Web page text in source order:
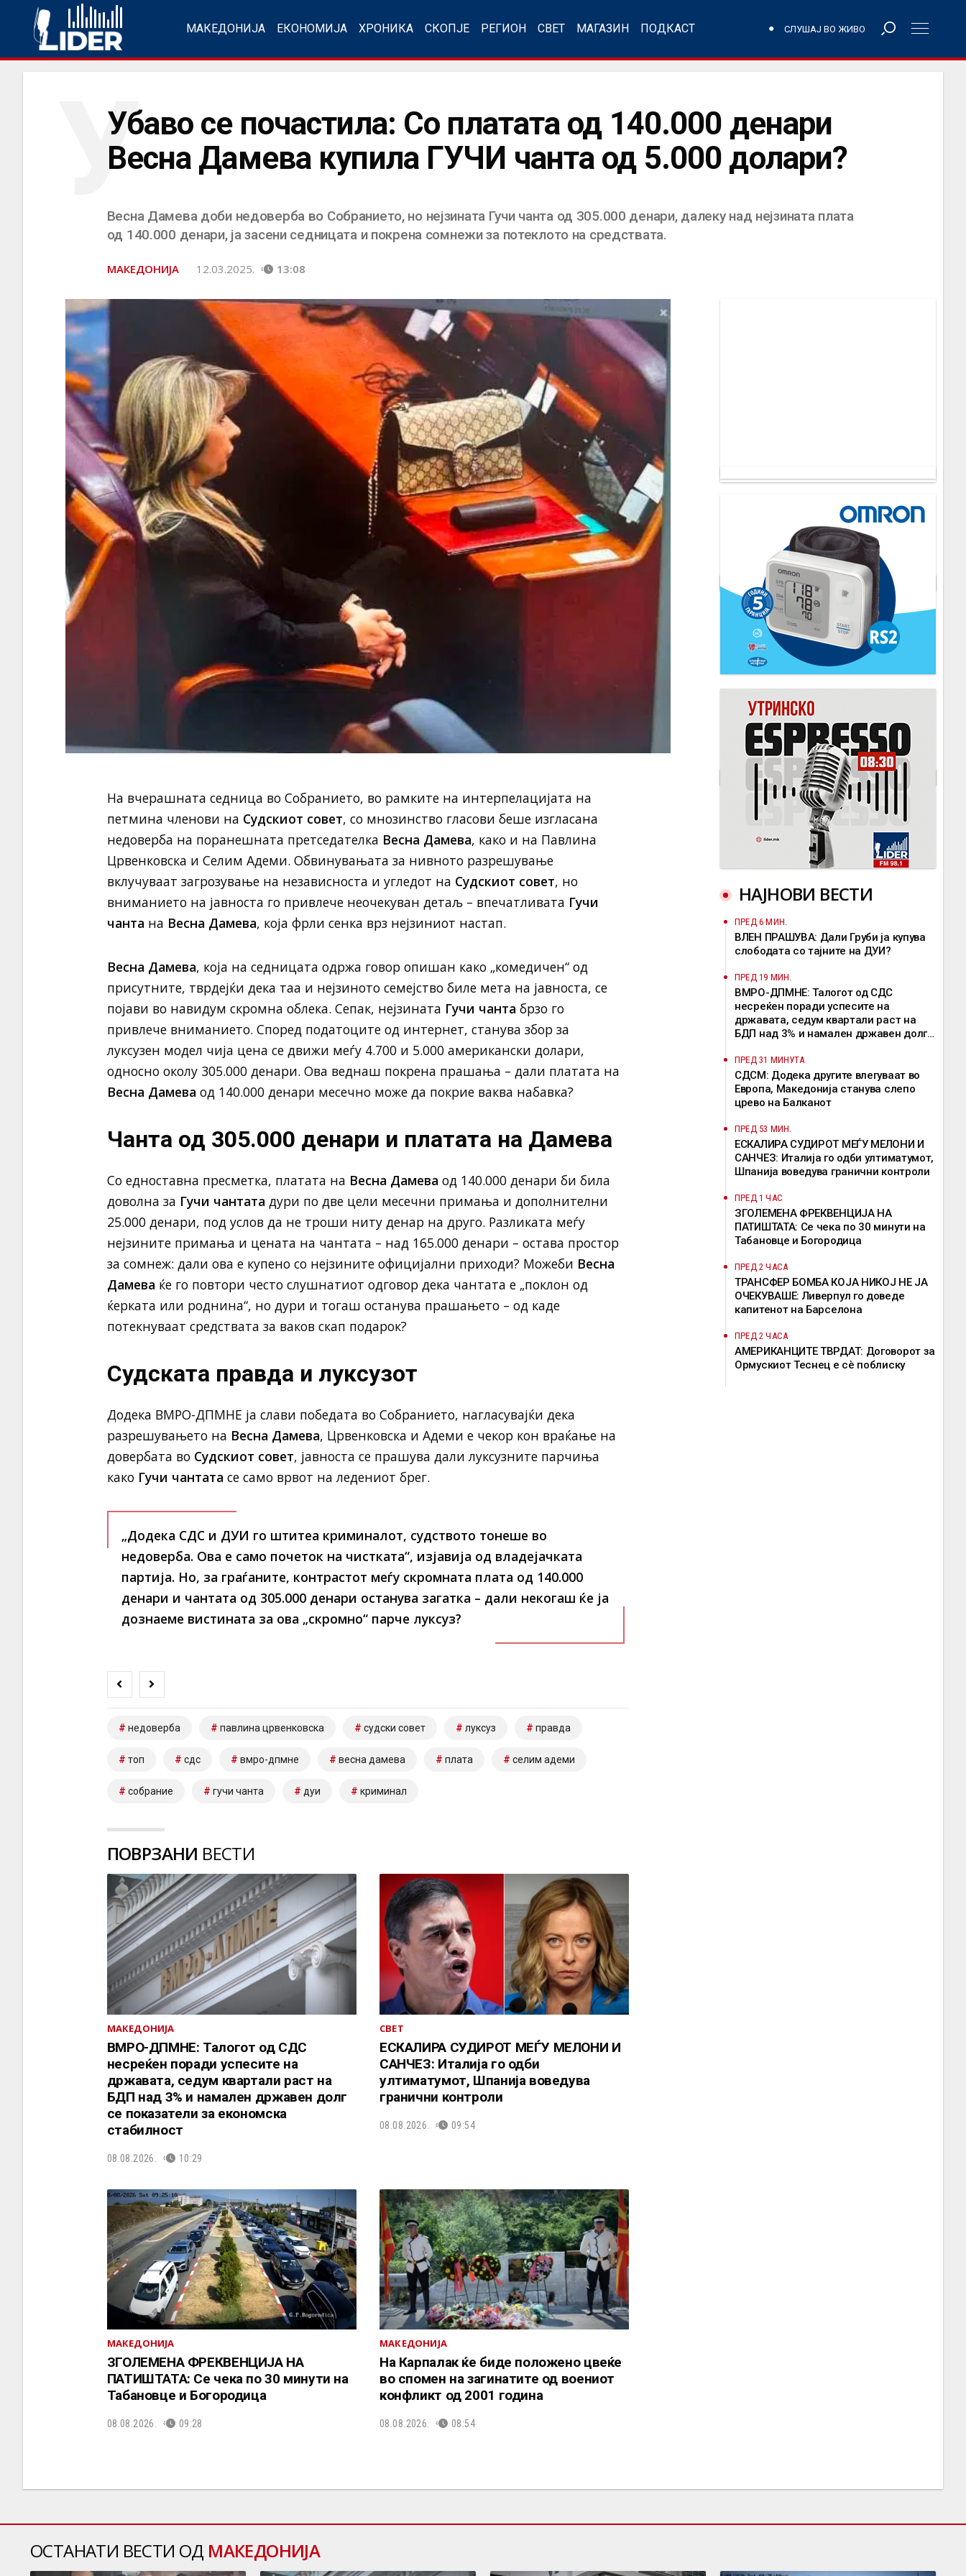
МАКЕДОНИЈА ЕКОНОМИЈА ХРОНИКА СКОПЈЕ РЕГИОН СВЕТ МАГАЗИН ПОДКАСТ СЛУШАЈ ВО ЖИВО
Убаво се почастила: Со платата од 140.000 денари
Весна Дамева купила ГУЧИ чанта од 5.000 долари?
У
Весна Дамева доби недоверба во Собранието, но нејзината Гучи чанта од 305.000 денари, далеку над нејзината плата
од 140.000 денари, ја засени седницата и покрена сомнежи за потеклото на средствата.
МАКЕДОНИЈА 12.03.2025. 13:08
На вчерашната седница во Собранието, во рамките на интерпелацијата на
петмина членови на Судскиот совет, со мнозинство гласови беше изгласана
недоверба на поранешната претседателка Весна Дамева, како и на Павлина
Црвенковска и Селим Адеми. Обвинувањата за нивното разрешување
вклучуваат загрозување на независноста и угледот на Судскиот совет, но
вниманието на јавноста го привлече неочекуван детаљ – впечатливата Гучи
чанта на Весна Дамева, која фрли сенка врз нејзиниот настап.
Весна Дамева, која на седницата одржа говор опишан како „комедичен“ од
присутните, тврдејќи дека таа и нејзиното семејство биле мета на јавноста, се
појави во навидум скромна облека. Сепак, нејзината Гучи чанта брзо го
привлече вниманието. Според податоците од интернет, станува збор за
луксузен модел чија цена се движи меѓу 4.700 и 5.000 американски долари,
односно околу 305.000 денари. Ова веднаш покрена прашања – дали платата на
Весна Дамева од 140.000 денари месечно може да покрие ваква набавка?
Чанта од 305.000 денари и платата на Дамева
Со едноставна пресметка, платата на Весна Дамева од 140.000 денари би била
доволна за Гучи чантата дури по две цели месечни примања и дополнителни
25.000 денари, под услов да не троши ниту денар на друго. Разликата меѓу
нејзините примања и цената на чантата – над 165.000 денари – остава простор
за сомнеж: дали ова е купено со нејзините официјални приходи? Можеби Весна
Дамева ќе го повтори често слушнатиот одговор дека чантата е „поклон од
ќерката или роднина“, но дури и тогаш останува прашањето – од каде
потекнуваат средствата за ваков скап подарок?
Судската правда и луксузот
Додека ВМРО-ДПМНЕ ја слави победата во Собранието, нагласувајќи дека
разрешувањето на Весна Дамева, Црвенковска и Адеми е чекор кон враќање на
довербата во Судскиот совет, јавноста се прашува дали луксузните парчиња
како Гучи чантата се само врвот на ледениот брег.
„Додека СДС и ДУИ го штитеа криминалот, судството тонеше во
недоверба. Ова е само почеток на чистката“, изјавија од владејачката
партија. Но, за граѓаните, контрастот меѓу скромната плата од 140.000
денари и чантата од 305.000 денари останува загатка – дали некогаш ќе ја
дознаеме вистината за ова „скромно“ парче луксуз?
недоверба павлина црвенковска судски совет луксуз правда
топ сдс вмро-дпмне весна дамева плата селим адеми
собрание гучи чанта дуи криминал
ПОВРЗАНИ ВЕСТИ
МАКЕДОНИЈА
ВМРО-ДПМНЕ: Талогот од СДС
несреќен поради успесите на
државата, седум квартали раст на
БДП над 3% и намален државен долг
се показатели за економска
стабилност
08.08.2026. 10:29
СВЕТ
ЕСКАЛИРА СУДИРОТ МЕЃУ МЕЛОНИ И
САНЧЕЗ: Италија го одби
ултиматумот, Шпанија воведува
гранични контроли
08.08.2026. 09:54
МАКЕДОНИЈА
ЗГОЛЕМЕНА ФРЕКВЕНЦИЈА НА
ПАТИШТАТА: Се чека по 30 минути на
Табановце и Богородица
08.08.2026. 09:28
МАКЕДОНИЈА
На Карпалак ќе биде положено цвеќе
во спомен на загинатите од воениот
конфликт од 2001 година
08.08.2026. 08:54
НАЈНОВИ ВЕСТИ
ПРЕД 6 МИН.
ВЛЕН ПРАШУВА: Дали Груби ја купува
слободата со тајните на ДУИ?
ПРЕД 19 МИН.
ВМРО-ДПМНЕ: Талогот од СДС
несреќен поради успесите на
државата, седум квартали раст на
БДП над 3% и намален државен долг
стабилност
ПРЕД 31 МИНУТА
СДСМ: Додека другите влегуваат во
Европа, Македонија станува слепо
црево на Балканот
ПРЕД 53 МИН.
ЕСКАЛИРА СУДИРОТ МЕЃУ МЕЛОНИ И
САНЧЕЗ: Италија го одби ултиматумот,
Шпанија воведува гранични контроли
ПРЕД 1 ЧАС
ЗГОЛЕМЕНА ФРЕКВЕНЦИЈА НА
ПАТИШТАТА: Се чека по 30 минути на
Табановце и Богородица
ПРЕД 2 ЧАСА
ТРАНСФЕР БОМБА КОЈА НИКОЈ НЕ ЈА
ОЧЕКУВАШЕ: Ливерпул го доведе
капитенот на Барселона
ПРЕД 2 ЧАСА
АМЕРИКАНЦИТЕ ТВРДАТ: Договорот за
Ормускиот Теснец е сè поблиску
ОСТАНАТИ ВЕСТИ ОД МАКЕДОНИЈА